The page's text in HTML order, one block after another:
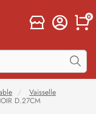
0
Vaisselle
D.27CM